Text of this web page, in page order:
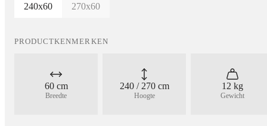
240x60 270x60
PRODUCTKENMERKEN
60 cm
Breedte
240 / 270 cm
Hoogte
12 kg
Gewicht